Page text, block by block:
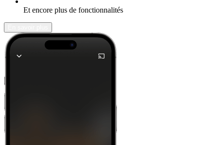
Et encore plus de fonctionnalités